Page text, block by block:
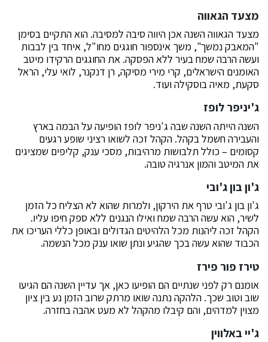
מצעד הגאווה
מצעד הגאווה השנה אכן היווה סיבה למסיבה. הוא התקיים בסימן
"המאבק נמשך", משך אינספור חוגגים מחו"ל, איחד בין לבבות
ועשה הרבה שמח בעיר ללא הפסקה. את החוגגים הרקידו מיטב
האומנים הישראלים, קרי מירי מסיקה, רן דנקנר, לואי עלי, הראל
סקעת, מאיה בוסקילה ועוד.
ג'יניפר לופז
השנה הייתה השנה שבה ג'ניפר לופז הופיעה על הבמה בארץ
והעבירה חשמל בקהל. הקהל זכה לשואו רציני שופע רגעים
קסומים – כולל תלבושות מרהיבות, מסכי ענק, קליפים שמציגים
את המיטב והמון אנרגיה טובה.
ג'ון בון ג'ובי
ג'ון בון ג'ובי טרף את הירקון, ולמרות שהוא לא הצליח כל הזמן
לשיר, הוא עשה הרבה שמח ואילו הנגנים ללא ספק חיפו עליו.
הקהל זכה ליהנות מכל הלהיטים הגדולים ובאופן כללי העריכו את
הכבוד שהוא עשה בכך שהגיע ונתן שואו ענק מכל הנשמה.
טירז פור פירז
אומנם רק לפני שנתיים הם הופיעו כאן, אך עדיין השנה הם הגיעו
שוב וטוב שכך. הלהקה נתנה שואו מרתק שרוב הזמן נע בין ציון
מצוין למדהים, והם קיבלו מהקהל לא מעט אהבה בחזרה.
ג'יי באלווין